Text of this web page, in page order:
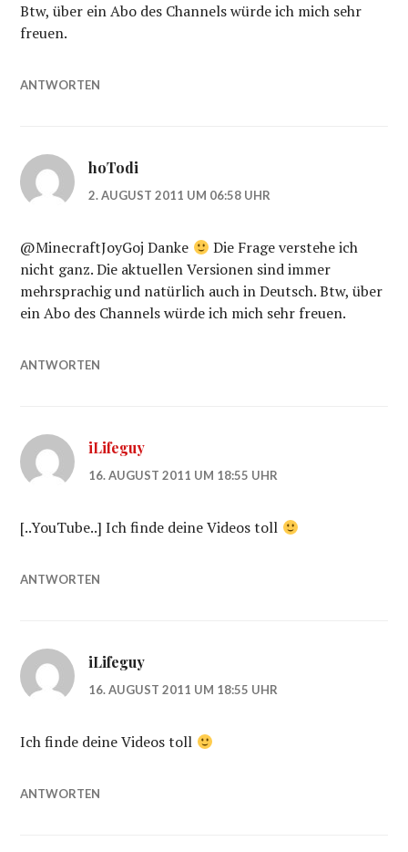
Btw, über ein Abo des Channels würde ich mich sehr
freuen.
ANTWORTEN
hoTodi
2. AUGUST 2011 UM 06:58 UHR
@MinecraftJoyGoj Danke
Die Frage verstehe ich
nicht ganz. Die aktuellen Versionen sind immer
mehrsprachig und natürlich auch in Deutsch. Btw, über
ein Abo des Channels würde ich mich sehr freuen.
ANTWORTEN
iLifeguy
16. AUGUST 2011 UM 18:55 UHR
[..YouTube..] Ich finde deine Videos toll
ANTWORTEN
iLifeguy
16. AUGUST 2011 UM 18:55 UHR
Ich finde deine Videos toll
ANTWORTEN